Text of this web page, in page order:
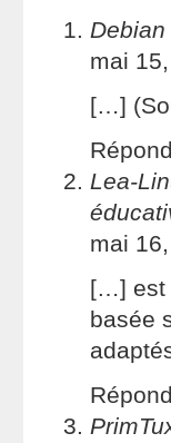
mai
[…]
Lea-
mai
[…] est
basée